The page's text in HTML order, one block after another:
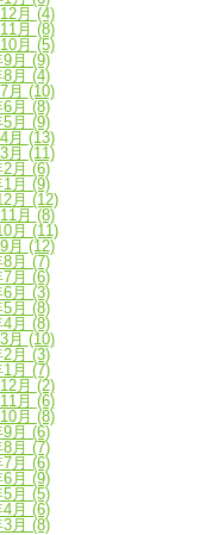
月 (4)
月 (8)
月 (5)
月 (9)
月 (4)
月 (10)
月 (8)
月 (9)
月 (13)
月 (11)
月 (6)
月 (9)
月 (12)
月 (8)
月 (11)
月 (12)
月 (7)
月 (6)
月 (3)
月 (8)
月 (8)
月 (10)
月 (3)
月 (7)
月 (2)
月 (6)
月 (8)
月 (6)
月 (7)
月 (6)
月 (9)
月 (5)
月 (6)
月 (8)